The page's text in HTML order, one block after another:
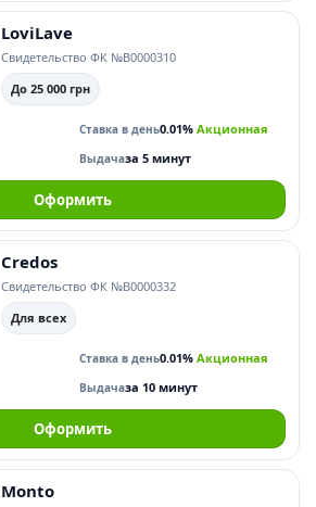
LoviLave
Свидетельство ФК №В0000310
До 25 000 грн
Ставка в день0.01% Акционная
Выдачаза 5 минут
Оформить
Credos
Свидетельство ФК №В0000332
Для всех
Ставка в день0.01% Акционная
Выдачаза 10 минут
Оформить
Monto